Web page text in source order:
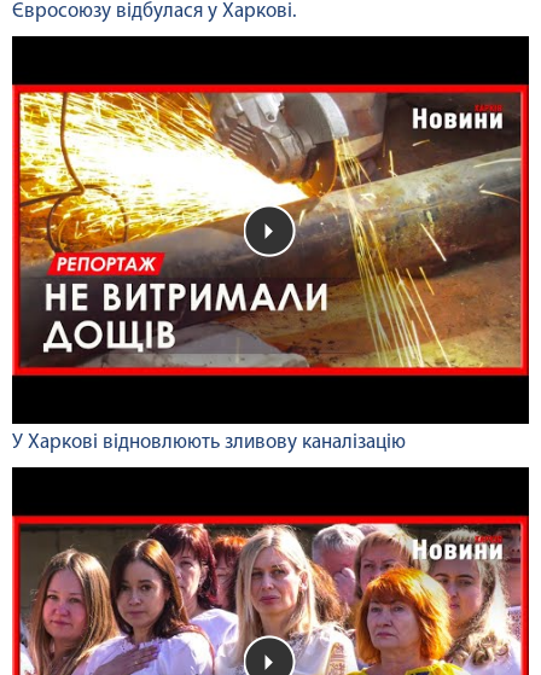
Євросоюзу відбулася у Харкові.
У Харкові відновлюють зливову каналізацію